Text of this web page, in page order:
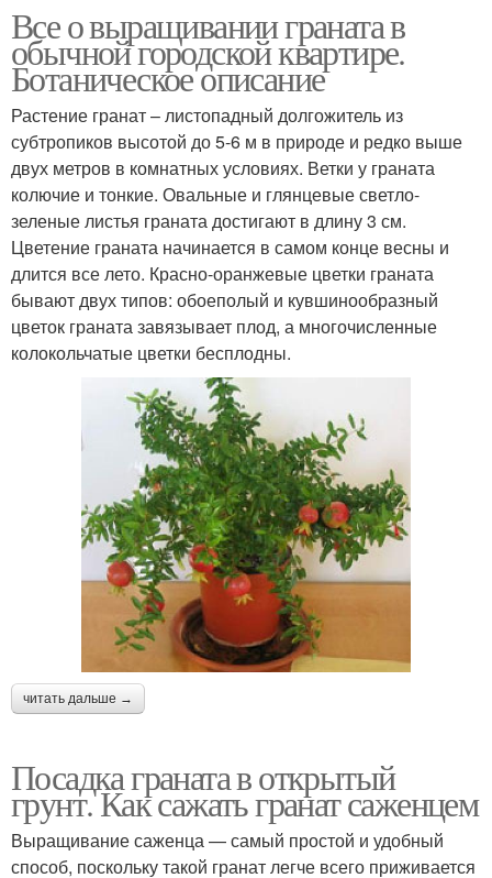
Все о выращивании граната в
обычной городской квартире.
Ботаническое описание
Растение гранат – листопадный долгожитель из
субтропиков высотой до 5-6 м в природе и редко выше
двух метров в комнатных условиях. Ветки у граната
колючие и тонкие. Овальные и глянцевые светло-
зеленые листья граната достигают в длину 3 см.
Цветение граната начинается в самом конце весны и
длится все лето. Красно-оранжевые цветки граната
бывают двух типов: обоеполый и кувшинообразный
цветок граната завязывает плод, а многочисленные
колокольчатые цветки бесплодны.
читать дальше →
Посадка граната в открытый
грунт. Как сажать гранат саженцем
Выращивание саженца — самый простой и удобный
способ, поскольку такой гранат легче всего приживается